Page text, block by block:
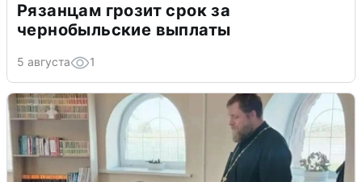
Рязанцам грозит срок за
чернобыльские выплаты
5 августа 1